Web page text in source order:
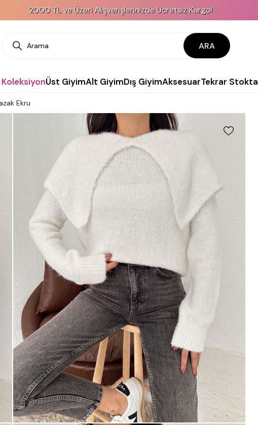
2000 TL ve Üzeri Alışverişlerinizde Ücretsiz Kargo!
ARA
KoleksiyonÜst GiyimAlt GiyimDış GiyimAksesuarTekrar Stokta
Ekru